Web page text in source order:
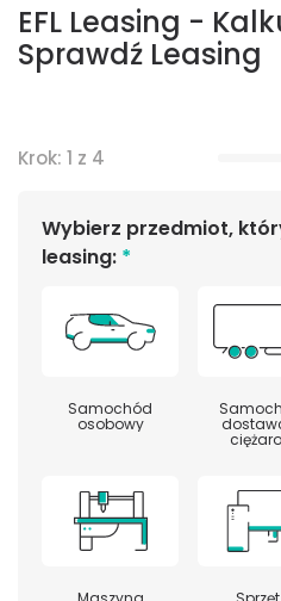
EFL Leasing -
Sprawdź Leasing
Krok: 1 z 4
Wybierz przedmiot,
leasing: *
Samochód
osobowy